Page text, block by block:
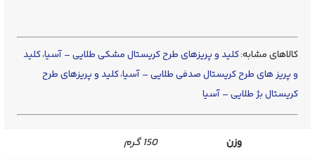
کالاهای مشابه:کلید و پریزهای طرح کریستال مشکی طلایی – آسیا،کلید
و پریز های طرح کریستال صدفی طلایی – آسیا،کلید و پریزهای طرح
کریستال بژ طلایی – آسیا
وزن 150 گرم